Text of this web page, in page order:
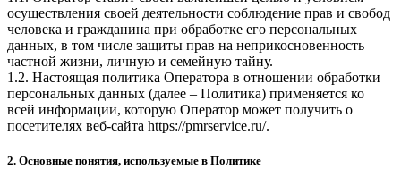
осуществления своей деятельности соблюдение прав и свобод
человека и гражданина при обработке его персональных
данных, в том числе защиты прав на неприкосновенность
частной жизни, личную и семейную тайну.
1.2. Настоящая политика Оператора в отношении обработки
персональных данных (далее – Политика) применяется ко
всей информации, которую Оператор может получить о
посетителях веб-сайта https://pmrservice.ru/.
2. Основные понятия, используемые в Политике